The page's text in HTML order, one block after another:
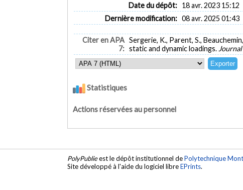
Date du dépôt: 18 avr. 2023 15:12
Dernière modification: 08 avr. 2025 01:43
Citer en APA
7:
Sergerie, K., Parent, S.,
static and dynamic loadings.
Statistiques
Actions réservées au personnel
PolyPublieest le dépôt institutionnel dePolytechnique
Site développé à l'aide du logiciel libreEPrints.